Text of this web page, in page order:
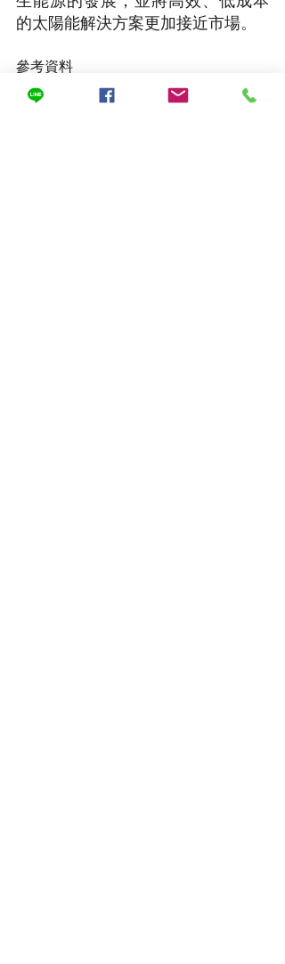
的太陽能解決方案更加接近市場。
參考資料
https://www.pv-
magazine.com/2022/06/22/lar